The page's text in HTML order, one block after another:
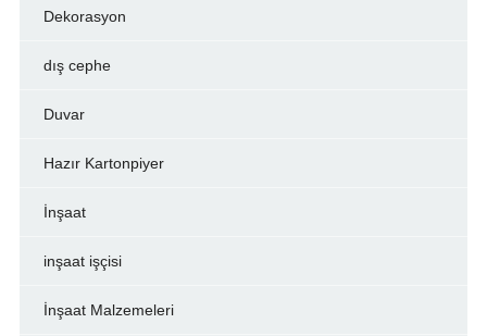
Dekorasyon
dış cephe
Duvar
Hazır Kartonpiyer
İnşaat
inşaat işçisi
İnşaat Malzemeleri